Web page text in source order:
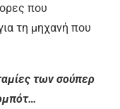
που
τη μηχανή που
των σούπερ